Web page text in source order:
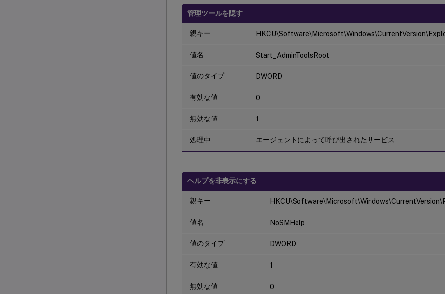
管理ツールを隠す
親キー
値名 Start_AdminToolsRoot
値のタイプ DWORD
有効な値 0
無効な値 1
処理中 エージェントによって呼び出されたサービス
ヘルプを非表示にする
親キー
値名 NoSMHelp
値のタイプ DWORD
有効な値 1
無効な値 0